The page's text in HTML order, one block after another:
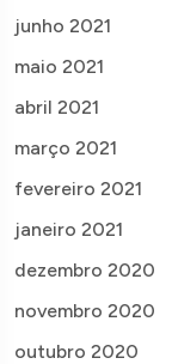
junho 2021
maio 2021
abril 2021
março 2021
fevereiro 2021
janeiro 2021
dezembro 2020
novembro 2020
outubro 2020